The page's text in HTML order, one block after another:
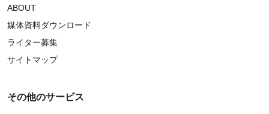
ABOUT
媒体資料ダウンロード
ライター募集
サイトマップ
その他のサービス